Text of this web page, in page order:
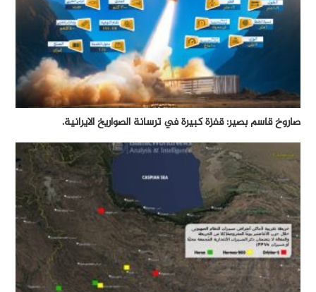
صاروخ قاسم بصير: قفزة كبيرة في ترسانة الصواريخ الايرانية.